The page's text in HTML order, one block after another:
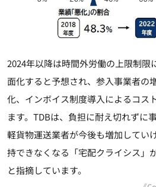
2024年以降は時間外労働の上限制限
面化すると予想され、参入事業者の
化、インボイス制度導入によるコス
ます。TDBは、負担に耐え切れずに
軽貨物運送業者が今後も増加してい
持できなくなる「宅配クライシス」
と指摘しています。